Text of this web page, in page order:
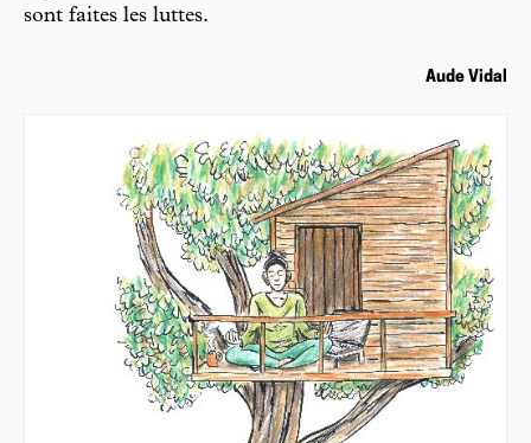
sont faites les luttes.
Aude Vidal